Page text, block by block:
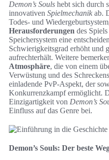
Demon’s Souls hebt sich durch
innovativen Spielmechanik ab.
Todes- und
Herausforderungen des
Speichersystem eine
Schwierigkeitsgrad erhöht und
aufrechterhält. Weitere
Atmosphäre, die von einem
Verwüstung und des
einladende PvP-Aspekt, der
Konkurrenzkampf ermöglicht.
Einzigartigkeit von Demon’s
Einfluss auf das Genre bei.
Demon’s Souls: Der beste